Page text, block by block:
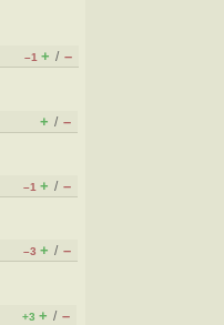
–1 + / –
+ / –
–1 + / –
–3 + / –
+3 + / –